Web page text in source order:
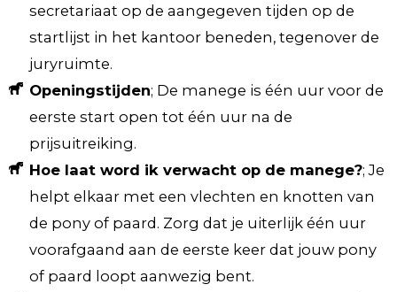
secretariaat op de aangegeven tijden op de
startlijst in het kantoor beneden, tegenover de
juryruimte.
Openingstijden; De manege is één uur voor de
eerste start open tot één uur na de
prijsuitreiking.
Hoe laat word ik verwacht op de manege?; Je
helpt elkaar met een vlechten en knotten van
de pony of paard. Zorg dat je uiterlijk één uur
voorafgaand aan de eerste keer dat jouw pony
of paard loopt aanwezig bent.